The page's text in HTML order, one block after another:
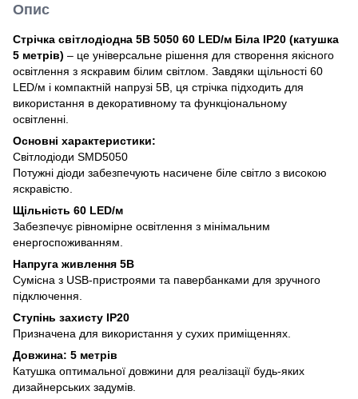
Опис
Стрічка світлодіодна 5В 5050 60 LED/м Біла IP20 (катушка
5 метрів) – це універсальне рішення для створення якісного
освітлення з яскравим білим світлом. Завдяки щільності 60
LED/м і компактній напрузі 5В, ця стрічка підходить для
використання в декоративному та функціональному
освітленні.
Основні характеристики:
Світлодіоди SMD5050
Потужні діоди забезпечують насичене біле світло з високою
яскравістю.
Щільність 60 LED/м
Забезпечує рівномірне освітлення з мінімальним
енергоспоживанням.
Напруга живлення 5В
Сумісна з USB-пристроями та павербанками для зручного
підключення.
Ступінь захисту IP20
Призначена для використання у сухих приміщеннях.
Довжина: 5 метрів
Катушка оптимальної довжини для реалізації будь-яких
дизайнерських задумів.